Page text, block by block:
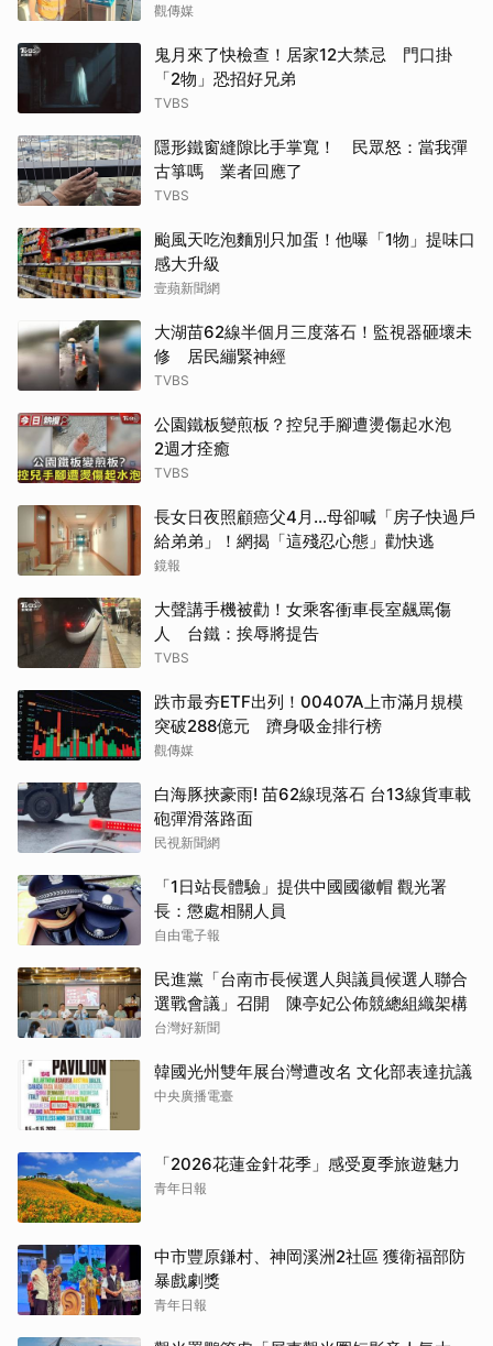
觀傳媒
鬼月來了快檢查！居家12大禁忌 門口掛
「2物」恐招好兄弟
TVBS
隱形鐵窗縫隙比手掌寬！ 民眾怒：當我彈
古箏嗎 業者回應了
TVBS
颱風天吃泡麵別只加蛋！他曝「1物」提味口
感大升級
壹蘋新聞網
大湖苗62線半個月三度落石！監視器砸壞未
修 居民繃緊神經
TVBS
公園鐵板變煎板？控兒手腳遭燙傷起水泡
2週才痊癒
TVBS
長女日夜照顧癌父4月…母卻喊「房子快過戶
給弟弟」！網揭「這殘忍心態」勸快逃
鏡報
大聲講手機被勸！女乘客衝車長室飆罵傷
人 台鐵：挨辱將提告
TVBS
跌市最夯ETF出列！00407A上市滿月規模
突破288億元 躋身吸金排行榜
觀傳媒
白海豚挾豪雨! 苗62線現落石 台13線貨車載
砲彈滑落路面
民視新聞網
「1日站長體驗」提供中國國徽帽 觀光署
長：懲處相關人員
自由電子報
民進黨「台南市長候選人與議員候選人聯合
選戰會議」召開 陳亭妃公佈競總組織架構
台灣好新聞
韓國光州雙年展台灣遭改名 文化部表達抗議
中央廣播電臺
「2026花蓮金針花季」感受夏季旅遊魅力
青年日報
中市豐原鎌村、神岡溪洲2社區 獲衛福部防
暴戲劇獎
青年日報